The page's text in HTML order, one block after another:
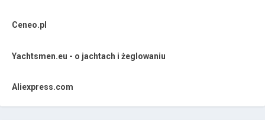
Ceneo.pl
Yachtsmen.eu - o jachtach i żeglowaniu
Aliexpress.com